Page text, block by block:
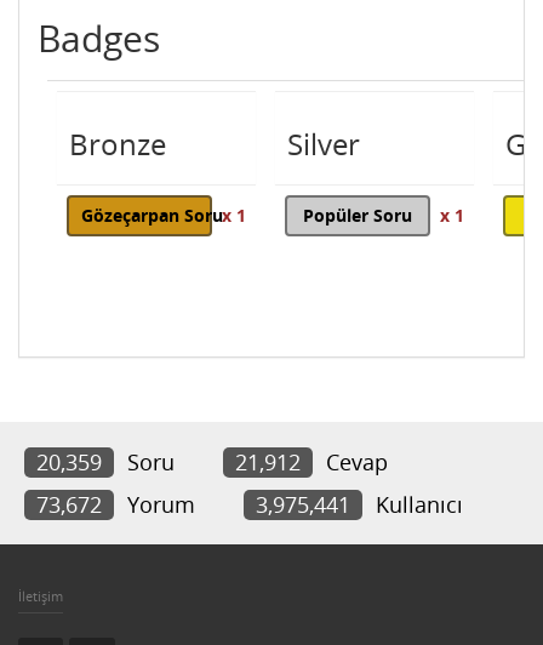
Badges
Bronze
Gözeçarpan Sorux 1
Silver
Popüler Soru x 1
20,359 Soru 21,912
Cevap
73,672
Yorum 3,975,441 Kullanıcı
İletişim